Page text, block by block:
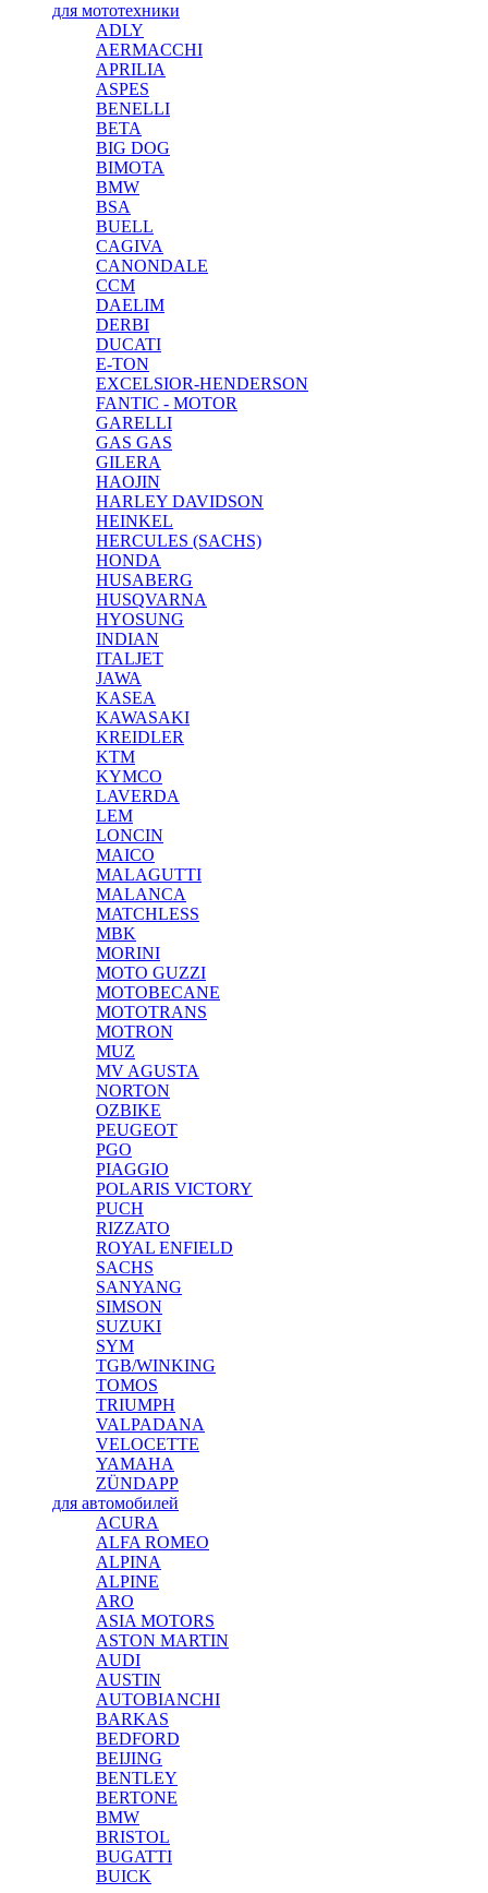
для мототехники
ADLY
AERMACCHI
APRILIA
ASPES
BENELLI
BETA
BIG DOG
BIMOTA
BMW
BSA
BUELL
CAGIVA
CANONDALE
CCM
DAELIM
DERBI
DUCATI
E-TON
EXCELSIOR-HENDERSON
FANTIC - MOTOR
GARELLI
GAS GAS
GILERA
HAOJIN
HARLEY DAVIDSON
HEINKEL
HERCULES (SACHS)
HONDA
HUSABERG
HUSQVARNA
HYOSUNG
INDIAN
ITALJET
JAWA
KASEA
KAWASAKI
KREIDLER
KTM
KYMCO
LAVERDA
LEM
LONCIN
MAICO
MALAGUTTI
MALANCA
MATCHLESS
MBK
MORINI
MOTO GUZZI
MOTOBECANE
MOTOTRANS
MOTRON
MUZ
MV AGUSTA
NORTON
OZBIKE
PEUGEOT
PGO
PIAGGIO
POLARIS VICTORY
PUCH
RIZZATO
ROYAL ENFIELD
SACHS
SANYANG
SIMSON
SUZUKI
SYM
TGB/WINKING
TOMOS
TRIUMPH
VALPADANA
VELOCETTE
YAMAHA
ZÜNDAPP
для автомобилей
ACURA
ALFA ROMEO
ALPINA
ALPINE
ARO
ASIA MOTORS
ASTON MARTIN
AUDI
AUSTIN
AUTOBIANCHI
BARKAS
BEDFORD
BEIJING
BENTLEY
BERTONE
BMW
BRISTOL
BUGATTI
BUICK